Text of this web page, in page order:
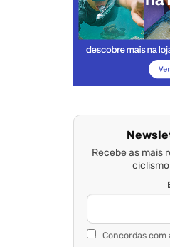
Recebe as mais
Concordas com